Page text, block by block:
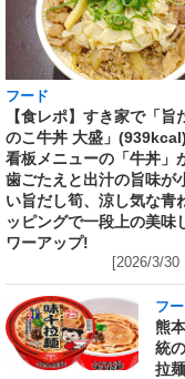
フード
【食レポ】すき家で「旨
のこ牛丼 大盛」
看板メニューの「牛丼」
歯ごたえと出汁の旨味が
い旨だし筍、涼し気な青
ッピングで一段上の美味
ワーアップ!
[2026/3/30
フ
熊
統
拉